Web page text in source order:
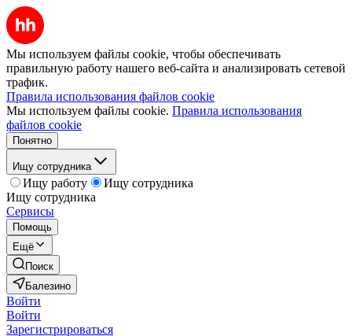
Мы используем файлы cookie, чтобы обеспечивать
правильную работу нашего веб-сайта и анализировать сетевой
трафик.
Правила использования файлов cookie
Мы используем файлы cookie. Правила использования
файлов cookie
Понятно
Ищу сотрудника
Ищу работу
Ищу сотрудника
Ищу сотрудника
Сервисы
Помощь
Ещё
Поиск
Балезино
Войти
Войти
Зарегистрироваться